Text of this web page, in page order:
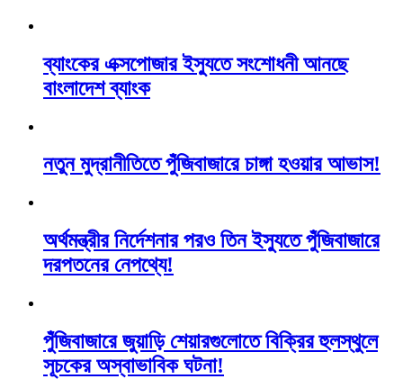
ব্যাংকের এক্সপোজার ইস্যুতে সংশোধনী আনছে
বাংলাদেশ ব্যাংক
নতুন মুদ্রানীতিতে পুঁজিবাজারে চাঙ্গা হওয়ার আভাস!
অর্থমন্ত্রীর নির্দেশনার পরও তিন ইস্যুতে পুঁজিবাজারে
দরপতনের নেপথ্যে!
পুঁজিবাজারে জুয়াড়ি শেয়ারগুলোতে বিক্রির হুলস্থুলে
সূচকের অস্বাভাবিক ঘটনা!